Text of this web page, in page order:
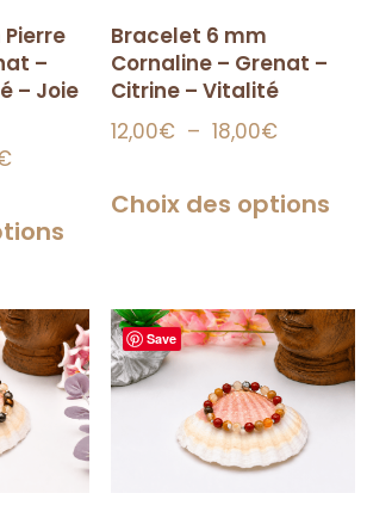
–
– Joie
Bracelet 6 mm
Cornaline – Grenat –
Citrine – Vitalité
12,00€ – 18,00€
Choix des options
Save